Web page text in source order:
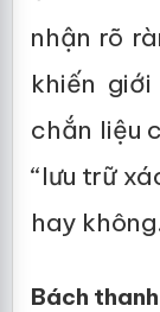
nhận rõ
khiến
chắn liệu
“lưu trữ
hay
Bách